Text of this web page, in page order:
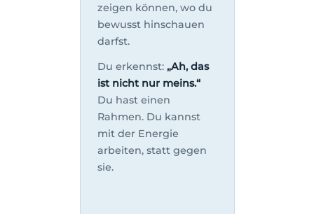
zeigen können, wo du
bewusst hinschauen
darfst.
Du erkennst: „Ah, das
ist nicht nur meins.“
Du hast einen
Rahmen. Du kannst
mit der Energie
arbeiten, statt gegen
sie.